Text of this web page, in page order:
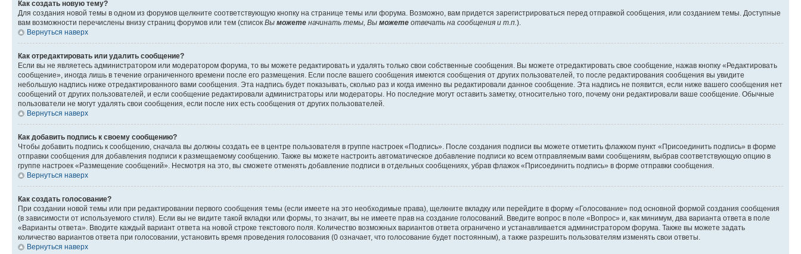
Как создать новую тему?
Для создания новой темы в одном из форумов щелкните соответствующую кнопку на странице темы или форума. Возможно, вам придется зарегистрироваться перед отправкой сообщения, или созданием темы. Доступные
вам возможности перечислены внизу страниц форумов или тем (список Вы можете начинать темы, Вы можете отвечать на сообщения и т.п. ).
Вернуться наверх
Как отредактировать или удалить сообщение?
Если вы не являетесь администратором или модератором форума, то вы можете редактировать и удалять только свои собственные сообщения. Вы можете отредактировать свое сообщение, нажав кнопку «Редактировать
сообщение», иногда лишь в течение ограниченного времени после его размещения. Если после вашего сообщения имеются сообщения от других пользователей, то после редактирования сообщения вы увидите
небольшую надпись ниже отредактированного вами сообщения. Эта надпись будет показывать, сколько раз и когда именно вы редактировали данное сообщение. Эта надпись не появится, если ниже вашего сообщения нет
сообщений от других пользователей, и если сообщение редактировали администраторы или модераторы. Но последние могут оставить заметку, относительно того, почему они редактировали ваше сообщение. Обычные
пользователи не могут удалять свои сообщения, если после них есть сообщения от других пользователей.
Вернуться наверх
Как добавить подпись к своему сообщению?
Чтобы добавить подпись к сообщению, сначала вы должны создать ее в центре пользователя в группе настроек «Подпись». После создания подписи вы можете отметить флажком пункт «Присоединить подпись» в форме
отправки сообщения для добавления подписи к размещаемому сообщению. Также вы можете настроить автоматическое добавление подписи ко всем отправляемым вами сообщениям, выбрав соответствующую опцию в
группе настроек «Размещение сообщений». Несмотря на это, вы сможете отменять добавление подписи в отдельных сообщениях, убрав флажок «Присоединить подпись» в форме отправки сообщения.
Вернуться наверх
Как создать голосование?
При создании новой темы или при редактировании первого сообщения темы (если имеете на это необходимые права), щелкните вкладку или перейдите в форму «Голосование» под основной формой создания сообщения
(в зависимости от используемого стиля). Если вы не видите такой вкладки или формы, то значит, вы не имеете прав на создание голосований. Введите вопрос в поле «Вопрос» и, как минимум, два варианта ответа в поле
«Варианты ответа». Вводите каждый вариант ответа на новой строке текстового поля. Количество возможных вариантов ответа ограничено и устанавливается администратором форума. Также вы можете задать
количество вариантов ответа при голосовании, установить время проведения голосования (0 означает, что голосование будет постоянным), а также разрешить пользователям изменять свои ответы.
Вернуться наверх